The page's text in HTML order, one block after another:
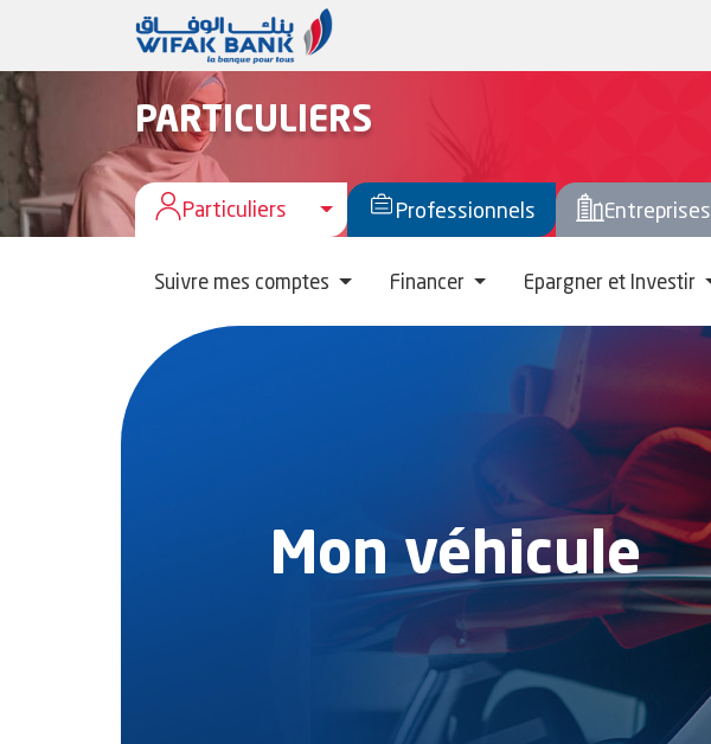
PARTICULIERS
Particuliers Toggle Menu Particuliers
Professionnels Entreprises
Suivre mes comptes Financer Epargner et Investir
Mon véhicule